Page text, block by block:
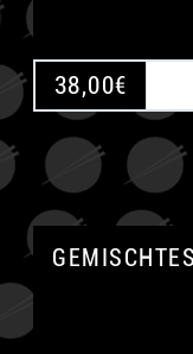
38,00€